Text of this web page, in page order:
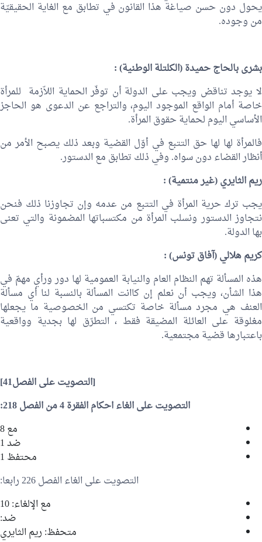
يحول دون حسن صياغة هذا القانون في تطابق مع الغاية الحقيقيّة
من وجوده.
بشرى بالحاج حميدة(الكلتلة الوطنية) :
لا يوجد تناقض ويجب على الدولة أن توفّر الحماية اللاّزمة للمرأة
خاصة أمام الواقع الموجود اليوم، والتراجع عن الدعوى هو الحاجز
الأساسي اليوم لحماية حقوق المرأة.
فالمرأة لها لها حق التتبع في أوّل القضية وبعد ذلك يصبح الأمر من
أنظار القضاء دون سواه. وفي ذلك تطابق مع الدستور.
ريم الثايري(غير منتمية) :
يجب ترك حرية المرأة في التتبع من عدمه وإن تجاوزنا ذلك فنحن
نتجاوز الدستور ونسلب المرأة من مكتسباتها المضمونة والتي تعنى
بها الدولة.
كريم هلالي (آفاق تونس) :
هذه المسألة تهم النظام العام والنيابة العمومية لها دور ورأي مهمّ في
هذا الشأن، ويجب أن نعلم إن كاانت المسألة بالنسبة لنا أي مسألة
العنف هي مجرد مسألة خاصة تكتسي من الخصوصية ما يجعلها
مغلوقة على العائلة المضيقة فقط ، التطرّق لها بجدية وواقعية
باعتبارها قضية مجتمعية.
[التصويت على الفصل41]
التصويت على الغاء احكام الفقرة 4 من الفصل 218:
مع 8
ضد 1
محتفظ 1
التصويت على الغاء الفصل 226 رابعا:
مع الإلغاء: 10
ضد:
متحفظ: ريم الثايري